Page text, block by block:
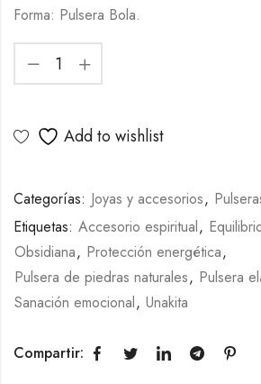
Forma: Pulsera Bola.
Add to wishlist
Categorías: Joyas y accesorios,
Etiquetas: Accesorio espiritual,
Obsidiana, Protección energética,
Pulsera de piedras naturales, Pulsera
Sanación emocional, Unakita
Compartir: